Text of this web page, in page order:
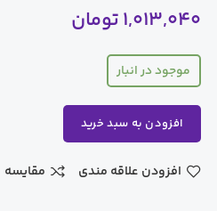
1,013,040تومان
موجود در انبار
افزودن به سبد خرید
افزودن علاقه مندی مقایسه